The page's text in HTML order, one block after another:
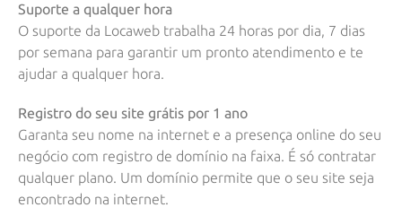
Suporte a qualquer hora
O suporte da Locaweb trabalha 24 horas por dia, 7 dias
por semana para garantir um pronto atendimento e te
ajudar a qualquer hora.
Registro do seu site grátis por 1 ano
Garanta seu nome na internet e a presença online do seu
negócio com registro de domínio na faixa. É só contratar
qualquer plano. Um domínio permite que o seu site seja
encontrado na internet.